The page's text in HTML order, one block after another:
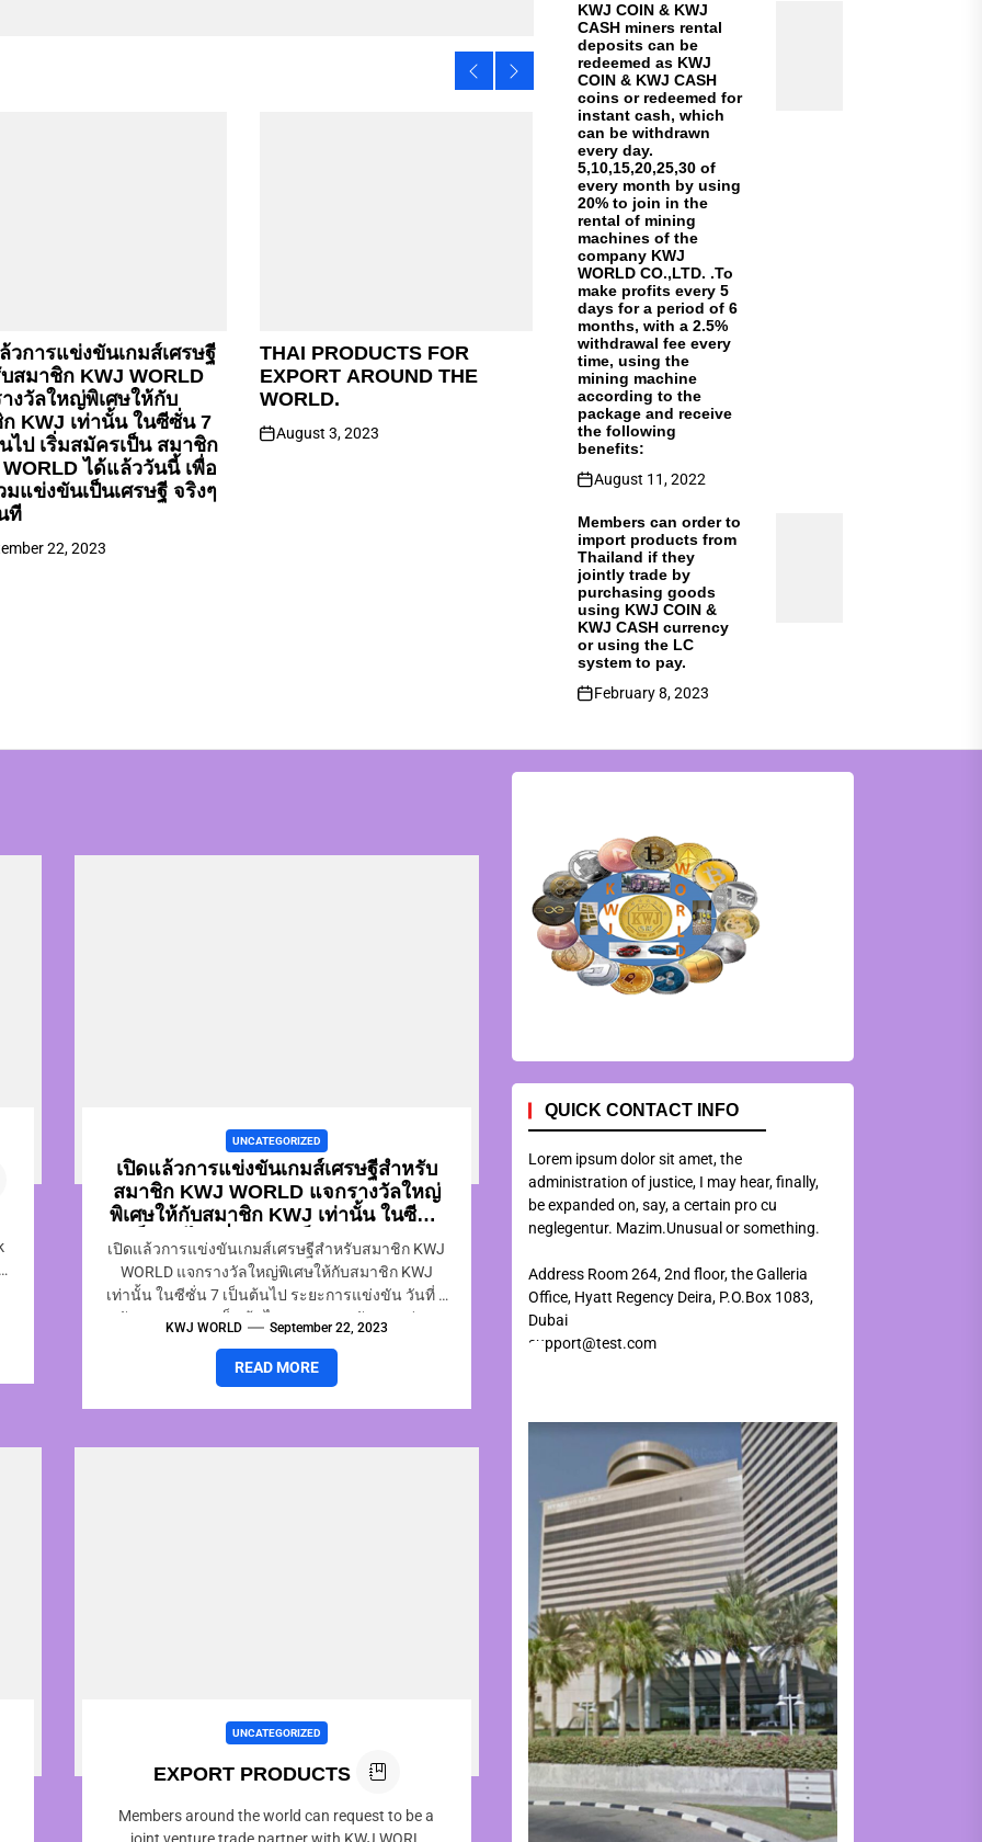
วการแข่งขันเกมส์เศรษฐี
สมาชิก KWJ WORLD
งวัลใหญ่พิเศษให้กับ
KWJ เท่านั้น ในซีซั่น 7
ไป เริ่มสมัครเป็น สมาชิก
ได้แล้ววันนี้ เพื่อ
มแข่งขันเป็นเศรษฐี จริงๆ
ที
22, 2023
THAI PRODUCTS FOR
EXPORT AROUND THE
WORLD.
August 3, 2023
KWJ COIN & KWJ
CASH miners rental
deposits can be
redeemed as KWJ
COIN & KWJ CASH
coins or redeemed for
instant cash, which
can be withdrawn
every day.
5,10,15,20,25,30 of
every month by using
20% ​​to join in the
rental of mining
machines of the
company KWJ
WORLD CO.,LTD. .To
make profits every 5
days for a period of 6
months, with a 2.5%
withdrawal fee every
time, using the
mining machine
according to the
package and receive
the following
benefits:
August 11, 2022
Members can order to
import products from
Thailand if they
jointly trade by
purchasing goods
using KWJ COIN &
KWJ CASH currency
or using the LC
system to pay.
February 8, 2023
UNCATEGORIZED
เปิดแล้วการแข่งขันเกมส์เศรษฐีสำหรับ
สมาชิก KWJ WORLD แจกรางวัลใหญ่
พิเศษให้กับสมาชิก KWJ เท่านั้น ในซีซั่น
7 เป็นต้นไป เริ่มสมัครเป็น สมาชิก KWJ
WORLD ได้แล้ววันนี้ เพื่อเข้าร่วมแข่งขัน
เป็นเศรษฐี จริงๆ ได้ ทันที
เปิดแล้วการแข่งขันเกมส์เศรษฐีสำหรับสมาชิก KWJ
WORLD แจกรางวัลใหญ่พิเศษให้กับสมาชิก KWJ
เท่านั้น ในซีซั่น 7 เป็นต้นไป ระยะการแข่งขัน วันที่ 1
ธันวาคม 2566 เป็นต้นไป รอบละ 15 วัน หากท่าน
ชนะมาขอรับรางวัลได้ทุกรอบดังนี้ รางวัลที่ 1 รับ
รถยนต์ ไฟฟ้า 1...
KWJ WORLD September 22, 2023
READ MORE
UNCATEGORIZED
EXPORT PRODUCTS
Members around the world can request to be a
joint venture trade partner with KWJ WORL
QUICK CONTACT INFO
Lorem ipsum dolor sit amet, the
administration of justice, I may hear, finally,
be expanded on, say, a certain pro cu
neglegentur. Mazim.Unusual or something.
Address Room 264, 2nd floor, the Galleria
Office, Hyatt Regency Deira, P.O.Box 1083,
Dubai
support@test.com